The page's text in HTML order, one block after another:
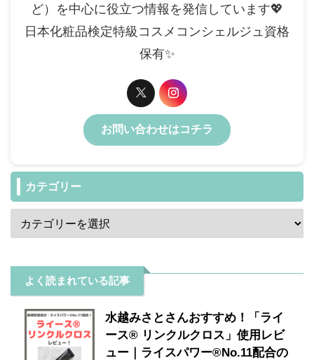
ど）を中心に役立つ情報を発信しています💖
日本化粧品検定特級コスメコンシェルジュ資格
保有✨️
お問い合わせはコチラ
カテゴリー
よく読まれている記事
水越みさとさんおすすめ！「ライ
ース® リンクルクロス」使用レビ
ュー｜ライスパワー®No.11配合の